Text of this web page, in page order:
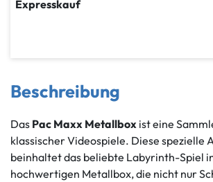
Expresskauf
Beschreibung
Das Pac Maxx Metallbox ist eine
klassischer Videospiele. Diese spezielle
beinhaltet das beliebte Labyrinth-Spiel
hochwertigen Metallbox, die nicht nur